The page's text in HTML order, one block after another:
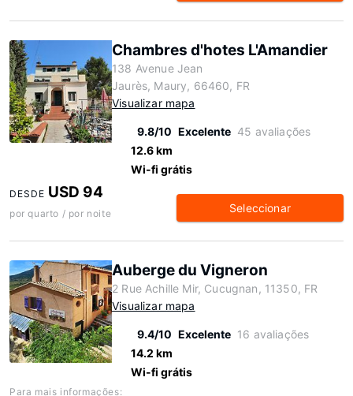
Chambres d'hotes L'Amandier
138 Avenue Jean
Jaurès, Maury, 66460, FR
Visualizar mapa
9.8/10 Excelente 45 avaliações
12.6 km
Wi-fi grátis
DESDE USD 94
por quarto / por noite Seleccionar
Auberge du Vigneron
2 Rue Achille Mir, Cucugnan, 11350, FR
Visualizar mapa
9.4/10 Excelente 16 avaliações
14.2 km
Wi-fi grátis
Para mais informações: